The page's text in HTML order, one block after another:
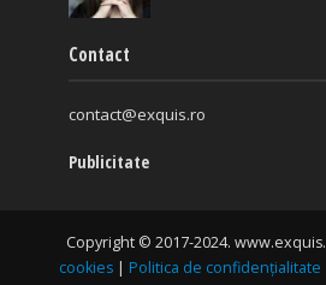
Contact
contact@exquis.ro
Publicitate
Copyright © 2017-2024.
cookies | Politica de confidențialitate